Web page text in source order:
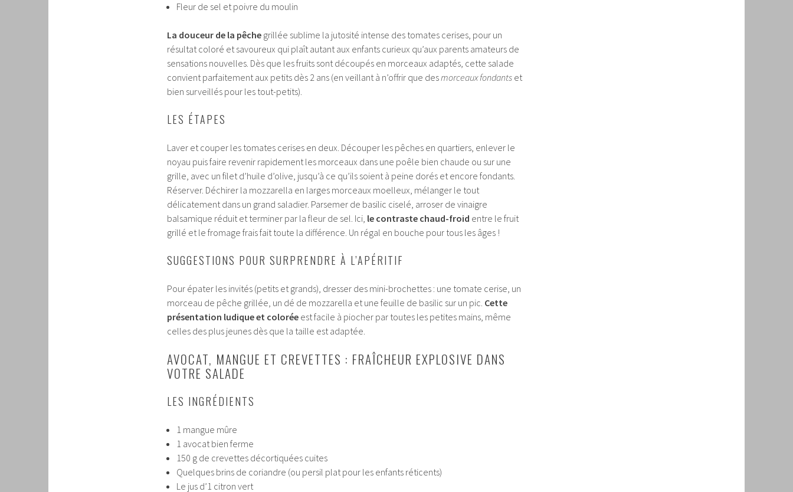
Fleur de sel et poivre du moulin
La douceur de la pêche grillée sublime la jutosité intense des tomates cerises, pour un
résultat coloré et savoureux qui plaît autant aux enfants curieux qu’aux parents amateurs de
sensations nouvelles. Dès que les fruits sont découpés en morceaux adaptés, cette salade
convient parfaitement aux petits dès 2 ans (en veillant à n’offrir que desmorceaux fondants et
bien surveillés pour les tout-petits).
LES ÉTAPES
Laver et couper les tomates cerises en deux. Découper les pêches en quartiers, enlever le
noyau puis faire revenir rapidement les morceaux dans une poêle bien chaude ou sur une
grille, avec un filet d’huile d’olive, jusqu’à ce qu’ils soient à peine dorés et encore fondants.
Réserver. Déchirer la mozzarella en larges morceaux moelleux, mélanger le tout
délicatement dans un grand saladier. Parsemer de basilic ciselé, arroser de vinaigre
balsamique réduit et terminer par la fleur de sel. Ici, le contraste chaud-froid entre le fruit
grillé et le fromage frais fait toute la différence. Un régal en bouche pour tous les âges !
SUGGESTIONS POUR SURPRENDRE À L’APÉRITIF
Pour épater les invités (petits et grands), dresser des mini-brochettes : une tomate cerise, un
morceau de pêche grillée, un dé de mozzarella et une feuille de basilic sur un pic. Cette
présentation ludique et colorée est facile à piocher par toutes les petites mains, même
celles des plus jeunes dès que la taille est adaptée.
AVOCAT, MANGUE ET CREVETTES : FRAÎCHEUR EXPLOSIVE DANS
VOTRE SALADE
LES INGRÉDIENTS
1 mangue mûre
1 avocat bien ferme
150 g de crevettes décortiquées cuites
Quelques brins de coriandre (ou persil plat pour les enfants réticents)
Le jus d’1 citron vert